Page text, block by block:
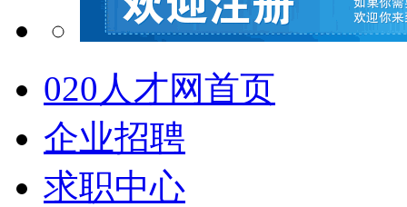
020人才网首页
企业招聘
求职中心